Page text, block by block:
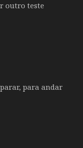
outro teste
para andar